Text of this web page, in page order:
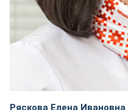
Ряскова Елена Ивановна